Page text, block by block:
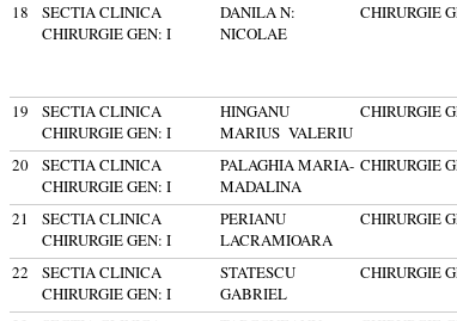
18
SECTIA CLINICA
CHIRURGIE GEN: I
DANILA N:
NICOLAE
CHIRURGIE
19
SECTIA CLINICA
CHIRURGIE GEN: I
HINGANU
MARIUS VALERIU
CHIRURGIE
20
SECTIA CLINICA
CHIRURGIE GEN: I
PALAGHIA MARIA-
MADALINA
CHIRURGIE
21
SECTIA CLINICA
CHIRURGIE GEN: I
PERIANU
LACRAMIOARA
CHIRURGIE
22
SECTIA CLINICA
CHIRURGIE GEN: I
STATESCU
GABRIEL
CHIRURGIE